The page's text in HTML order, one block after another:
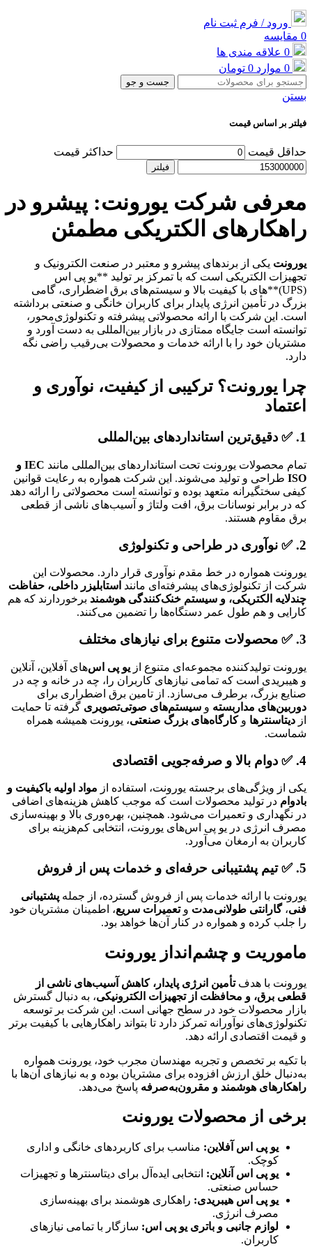
ورود / فرم ثبت نام
0 مقایسه
0 علاقه مندی ها
0 موارد 0 تومان
جست و جو
بستن
فیلتر بر اساس قیمت
حداقل قیمت حداکثر قیمت
فیلتر
معرفی شرکت یورونت: پیشرو در
راهکارهای الکتریکی مطمئن
یورونت یکی از برندهای پیشرو و معتبر در صنعت الکترونیک و
تجهیزات الکتریکی است که با تمرکز بر تولید **یو پی اس
(UPS)**های با کیفیت بالا و سیستم‌های برق اضطراری، گامی
بزرگ در تأمین انرژی پایدار برای کاربران خانگی و صنعتی برداشته
است. این شرکت با ارائه محصولاتی پیشرفته و تکنولوژی‌محور،
توانسته است جایگاه ممتازی در بازار بین‌المللی به دست آورد و
مشتریان خود را با ارائه خدمات و محصولات بی‌رقیب راضی نگه
دارد.
چرا یورونت؟ ترکیبی از کیفیت، نوآوری و
اعتماد
1. ✅ دقیق‌ترین استانداردهای بین‌المللی
تمام محصولات یورونت تحت استانداردهای بین‌المللی مانند
IEC و
ISO طراحی و تولید می‌شوند. این شرکت همواره به رعایت قوانین
کیفی سختگیرانه متعهد بوده و توانسته است محصولاتی را ارائه دهد
که در برابر نوسانات برق، افت ولتاژ و آسیب‌های ناشی از قطعی
برق مقاوم هستند.
2. ✅ نوآوری در طراحی و تکنولوژی
یورونت همواره در خط مقدم نوآوری قرار دارد. محصولات این
شرکت از تکنولوژی‌های پیشرفته‌ای مانند استابلیزر داخلی، حفاظت
چندلایه الکتریکی، و سیستم خنک‌کنندگی هوشمند برخوردارند که هم
کارایی و هم طول عمر دستگاه‌ها را تضمین می‌کنند.
3. ✅ محصولات متنوع برای نیازهای مختلف
یورونت تولیدکننده مجموعه‌ای متنوع از یو پی اس‌های آفلاین، آنلاین
و هیبریدی است که تمامی نیازهای کاربران را، چه در خانه و چه در
صنایع بزرگ، برطرف می‌سازد. از تامین برق اضطراری برای
دوربین‌های مداربسته و سیستم‌های صوتی‌تصویری گرفته تا حمایت
از دیتاسنترها وکارگاه‌های بزرگ صنعتی، یورونت همیشه همراه
شماست.
4. ✅ دوام بالا و صرفه‌جویی اقتصادی
یکی از ویژگی‌های برجسته یورونت، استفاده از مواد اولیه باکیفیت و
بادوام در تولید محصولات است که موجب کاهش هزینه‌های اضافی
در نگهداری و تعمیرات می‌شود. همچنین، بهره‌وری بالا و بهینه‌سازی
مصرف انرژی در یو پی اس‌های یورونت، انتخابی کم‌هزینه برای
کاربران به ارمغان می‌آورد.
5. ✅ تیم پشتیبانی حرفه‌ای و خدمات پس از فروش
یورونت با ارائه خدمات پس از فروش گسترده، از جمله پشتیبانی
فنی،گارانتی طولانی‌مدت وتعمیرات سریع، اطمینان مشتریان خود
را جلب کرده و همواره در کنار آن‌ها خواهد بود.
ماموریت و چشم‌انداز یورونت
یورونت با هدفتأمین انرژی پایدار، کاهش آسیب‌های ناشی از
قطعی برق، و محافظت از تجهیزات الکترونیکی، به دنبال گسترش
بازار محصولات خود در سطح جهانی است. این شرکت بر توسعه
تکنولوژی‌های نوآورانه تمرکز دارد تا بتواند راهکارهایی با کیفیت برتر
و قیمت اقتصادی ارائه دهد.
با تکیه بر تخصص و تجربه مهندسان مجرب خود، یورونت همواره
به‌دنبال خلق ارزش افزوده برای مشتریان بوده و به نیازهای آن‌ها با
راهکارهای هوشمند و مقرون‌به‌صرفه پاسخ می‌دهد.
برخی از محصولات یورونت
یو پی اس آفلاین: مناسب برای کاربردهای خانگی و اداری
کوچک.
یو پی اس آنلاین: انتخابی ایده‌آل برای دیتاسنترها و تجهیزات
حساس صنعتی.
یو پی اس هیبریدی: راهکاری هوشمند برای بهینه‌سازی
مصرف انرژی.
لوازم جانبی و باتری یو پی اس: سازگار با تمامی نیازهای
کاربران.